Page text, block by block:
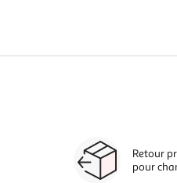
Retour
pour